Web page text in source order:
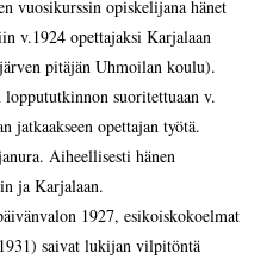
vuosikurssin opiskelijana hänet
v.1924 opettajaksi Karjalaan
pitäjän Uhmoilan koulu).
loppututkinnon suoritettuaan v.
jatkaakseen opettajan työtä.
Aiheellisesti hänen
ja Karjalaan.
1927, esikoiskokoelmat
saivat lukijan vilpitöntä